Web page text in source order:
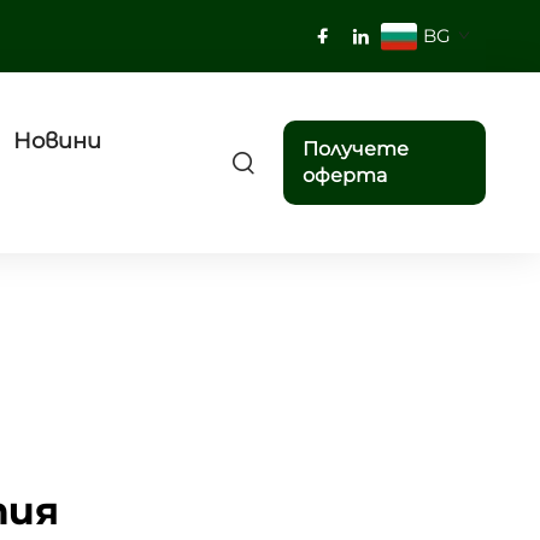
BG
Новини
Получете
оферта